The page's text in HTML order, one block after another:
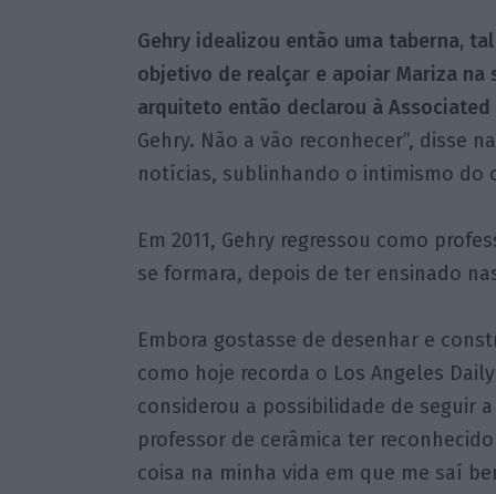
Gehry idealizou então uma taberna,
objetivo de realçar e apoiar Mariza na
arquiteto então declarou à Associated
Gehry. Não a vão reconhecer”, disse
notícias, sublinhando o intimismo do
Em 2011, Gehry regressou como
se formara, depois de ter ensinado
Embora gostasse de desenhar e
como hoje recorda o Los Angeles
considerou a possibilidade de seguir
professor de cerâmica ter
coisa na minha vida em que me saí